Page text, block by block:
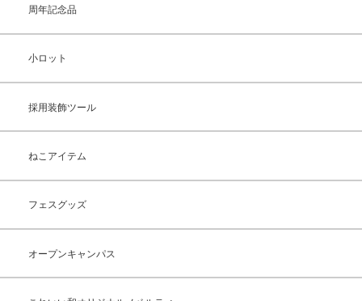
周年記念品
小ロット
採用装飾ツール
ねこアイテム
フェスグッズ
オープンキャンパス